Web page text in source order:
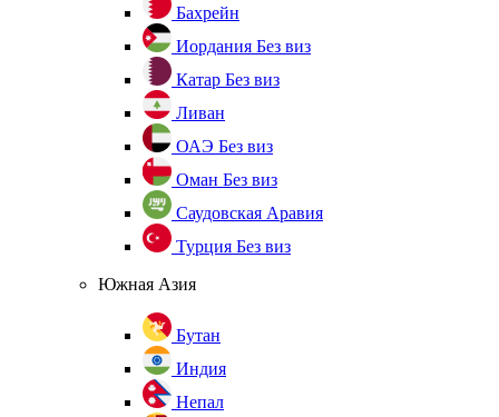
Бахрейн
Иордания Без виз
Катар Без виз
Ливан
ОАЭ Без виз
Оман Без виз
Саудовская Аравия
Турция Без виз
Южная Азия
Бутан
Индия
Непал